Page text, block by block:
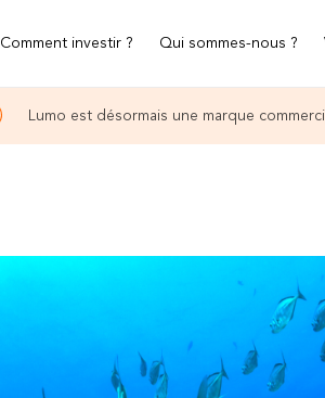
Comment investir ? Qui sommes-nous ?
Lumo est désormais une marque